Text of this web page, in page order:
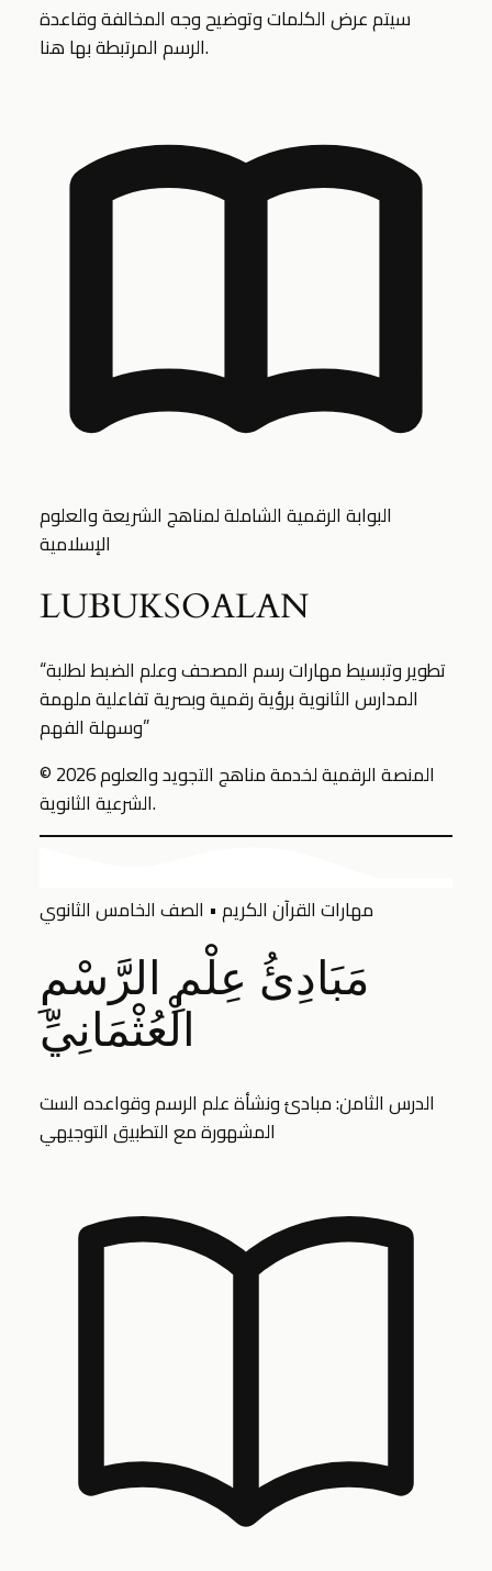
سيتم عرض الكلمات وتوضيح وجه المخالفة وقاعدة
الرسم المرتبطة بها هنا.
البوابة الرقمية الشاملة لمناهج الشريعة والعلوم
الإسلامية
LUBUKSOALAN
“تطوير وتبسيط مهارات رسم المصحف وعلم الضبط لطلبة
المدارس الثانوية برؤية رقمية وبصرية تفاعلية ملهمة
وسهلة الفهم”
© 2026 المنصة الرقمية لخدمة مناهج التجويد والعلوم
الشرعية الثانوية.
مهارات القرآن الكريم • الصف الخامس الثانوي
مَبَادِئُ عِلْمِ الرَّسْمِ
الْعُثْمَانِيِّ
الدرس الثامن: مبادئ ونشأة علم الرسم وقواعده الست
المشهورة مع التطبيق التوجيهي